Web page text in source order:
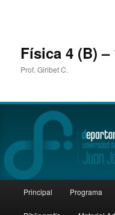
Física 4 (B) –
Prof. Giribet C.
Skip
Skip
Principal Programa